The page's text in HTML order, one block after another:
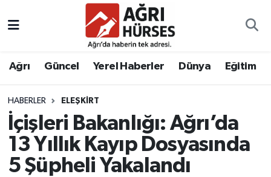
Ağrı Güncel Yerel Haberler Dünya Eğitim
HABERLER ELEŞKIRT
İçişleri Bakanlığı: Ağrı’da
13 Yıllık Kayıp Dosyasında
5 Şüpheli Yakalandı
Hava Durumu
Süper Lig Puan Durumu ve Fikstür
Tüm Manşetler
Son Dakika Haberleri